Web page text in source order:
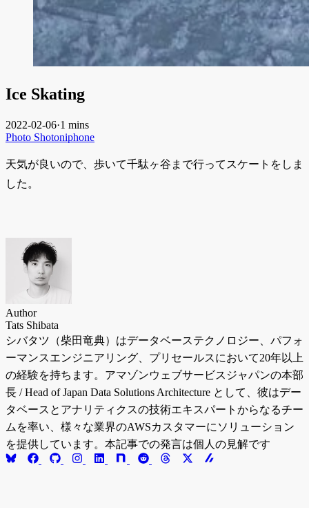
Ice Skating
2022-02-06·1 mins
Photo Shotoniphone
天気が良いので、歩いて千駄ヶ谷まで行ってスケートをしま
した。
Author
Tats Shibata
シバタツ（柴田竜典）はデータベーステクノロジー、パフォ
ーマンスエンジニアリング、プリセールスにおいて20年以上
の経験を持ちます。アマゾンウェブサービスジャパンの本部
長 / Head of Japan Data Solutions Architecture として、彼はデー
タベースとアナリティクスの技術エキスパートからなるチー
ムを率い、様々な業界のAWSカスタマーにソリューション
を提供しています。本記事での発言は個人の見解です